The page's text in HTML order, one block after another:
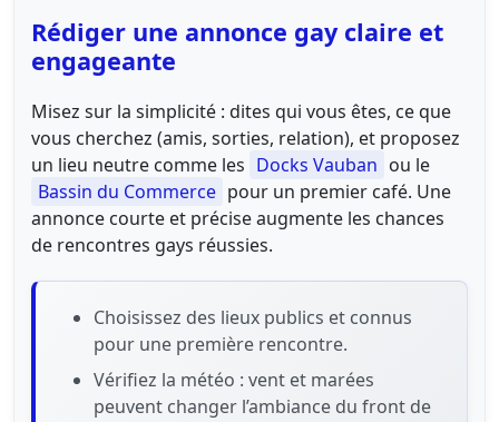
Rédiger une annonce gay claire et
engageante
Misez sur la simplicité : dites qui vous êtes, ce que
vous cherchez (amis, sorties, relation), et proposez
un lieu neutre comme les Docks Vauban ou le
Bassin du Commerce pour un premier café. Une
annonce courte et précise augmente les chances
de rencontres gays réussies.
Choisissez des lieux publics et connus
pour une première rencontre.
Vérifiez la météo : vent et marées
peuvent changer l’ambiance du front de